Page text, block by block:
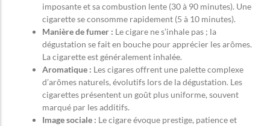
imposante et sa combustion lente (30 à 90 minutes). Une
cigarette se consomme rapidement (5 à 10 minutes).
Manière de fumer : Le cigare ne s’inhale pas ; la
dégustation se fait en bouche pour apprécier les arômes.
La cigarette est généralement inhalée.
Aromatique : Les cigares offrent une palette complexe
d’arômes naturels, évolutifs lors de la dégustation. Les
cigarettes présentent un goût plus uniforme, souvent
marqué par les additifs.
Image sociale : Le cigare évoque prestige, patience et